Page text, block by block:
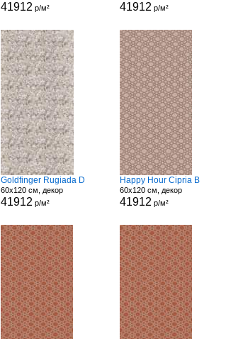
41912 р/м² 41912 р/м²
Goldfinger Rugiada D
60x120 см, декор
41912 р/м²
Happy Hour Cipria B
60x120 см, декор
41912 р/м²